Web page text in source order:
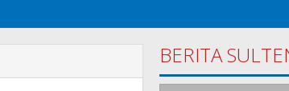
BERITA